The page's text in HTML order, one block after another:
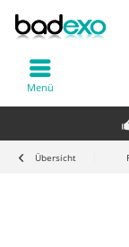
Menü
Übersicht